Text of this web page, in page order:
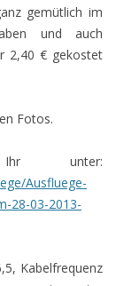
gemütlich im
und auch
2,40 € gekostet
Fotos.
unter:
Ausfluege-
28-03-2013-
Kabelfrequenz